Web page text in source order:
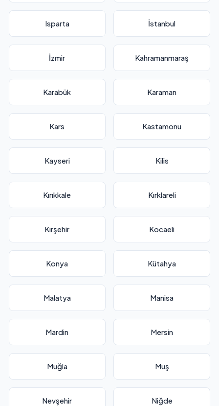
Isparta İstanbul
İzmir Kahramanmaraş
Karabük Karaman
Kars Kastamonu
Kayseri Kilis
Kırıkkale Kırklareli
Kırşehir Kocaeli
Konya Kütahya
Malatya Manisa
Mardin Mersin
Muğla Muş
Nevşehir Niğde